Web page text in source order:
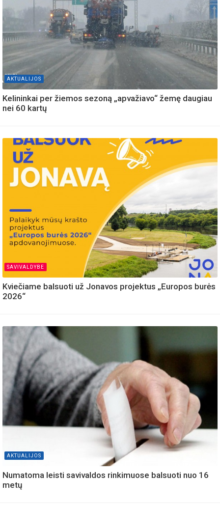
AKTUALIJOS
Kelininkai per žiemos sezoną „apvažiavo“ žemę daugiau
nei 60 kartų
SAVIVALDYBE
Kviečiame balsuoti už Jonavos projektus „Europos burės
2026“
AKTUALIJOS
Numatoma leisti savivaldos rinkimuose balsuoti nuo 16
metų